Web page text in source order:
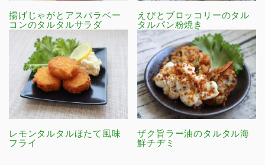
揚げじゃがとアスパラベー
コンのタルタルサラダ
えびとブロッコリーのタル
タルパン粉焼き
レモンタルタルほたて風味
フライ
ザク旨ラー油のタルタル海
鮮チヂミ